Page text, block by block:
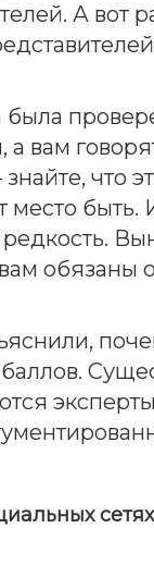
А вот
была
вам
что
место быть.
обязаны